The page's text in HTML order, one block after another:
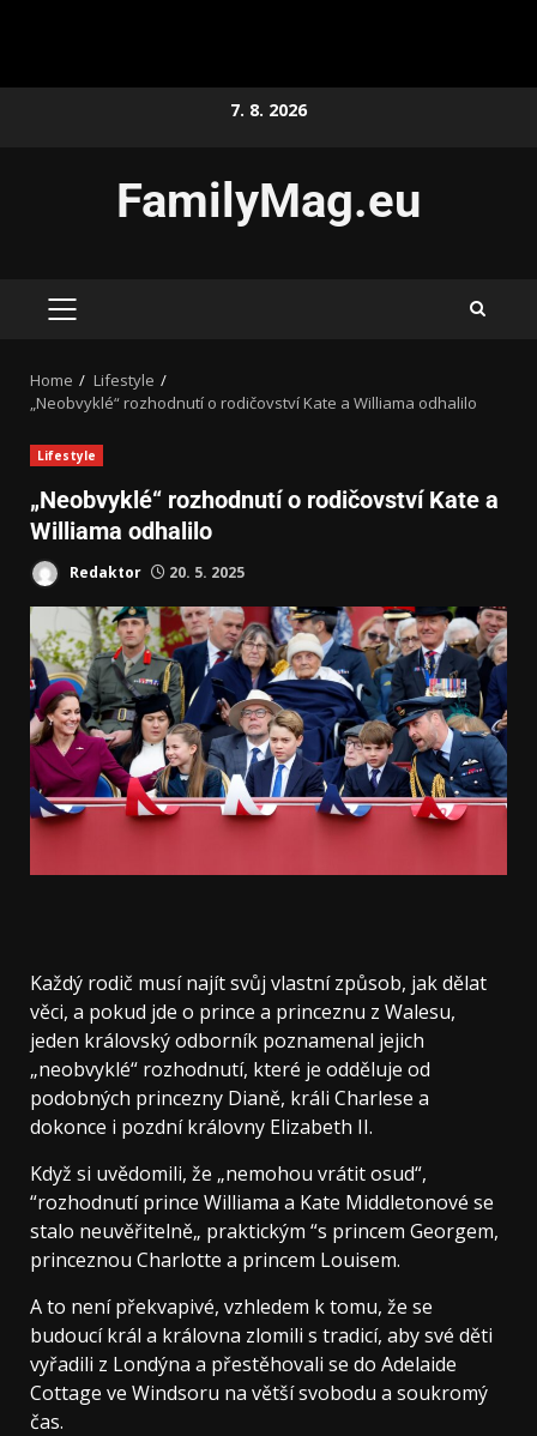
7. 8. 2026
FamilyMag.eu
Home
Lifestyle
„Neobvyklé“ rozhodnutí o rodičovství Kate a Williama odhalilo
Lifestyle
„Neobvyklé“ rozhodnutí o rodičovství Kate a
Williama odhalilo
Redaktor 20. 5. 2025
Každý rodič musí najít svůj vlastní způsob, jak dělat
věci, a pokud jde o prince a princeznu z Walesu,
jeden královský odborník poznamenal jejich
„neobvyklé“ rozhodnutí, které je odděluje od
podobných princezny Dianě, králi Charlese a
dokonce i pozdní královny Elizabeth II.
Když si uvědomili, že „nemohou vrátit osud“,
“rozhodnutí prince Williama a Kate Middletonové se
stalo neuvěřitelně„ praktickým “s princem Georgem,
princeznou Charlotte a princem Louisem.
A to není překvapivé, vzhledem k tomu, že se
budoucí král a královna zlomili s tradicí, aby své děti
vyřadili z Londýna a přestěhovali se do Adelaide
Cottage ve Windsoru na větší svobodu a soukromý
čas.